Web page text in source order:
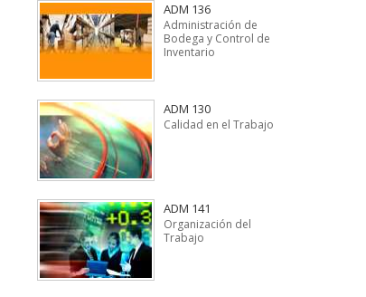
ADM 136
Administración de
Bodega y Control de
Inventario
ADM 130
Calidad en el Trabajo
ADM 141
Organización del
Trabajo